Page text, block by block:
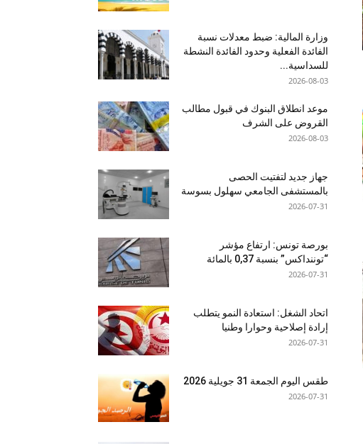
وزارة المالية: ضبط معدلات نسبة
الفائدة الفعلية وحدود الفائدة النشطة
للسداسية...
2026-08-03
موعد انطلاق البنوك في قبول مطالب
القروض على الشرف
2026-08-03
جهاز جديد لتفتيت الحصى
بالمستشفى الجامعي سهلول بسوسة
2026-07-31
بورصة تونس: ارتفاع مؤشر
“توننداكس” بنسبة 0,37 بالمائة
2026-07-31
اتحاد الشغل: استعادة النمو يتطلب
إرادة إصلاحية وحوارا وطنيا
2026-07-31
طقس اليوم الجمعة 31 جويلية 2026
2026-07-31